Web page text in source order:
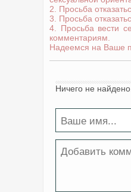
2. Просьба
3. Просьба
4. Просьба вести
комментариям.
Надеемся на Ваше
Ничего не найдено.